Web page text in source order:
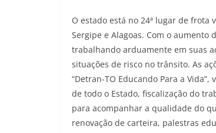
O estado está no 24ª lugar de
Sergipe e Alagoas. Com o
trabalhando arduamente em suas
situações de risco no trânsito. As
“Detran-TO Educando Para a
de todo o Estado, fiscalização do
para acompanhar a qualidade do
renovação de carteira, palestras